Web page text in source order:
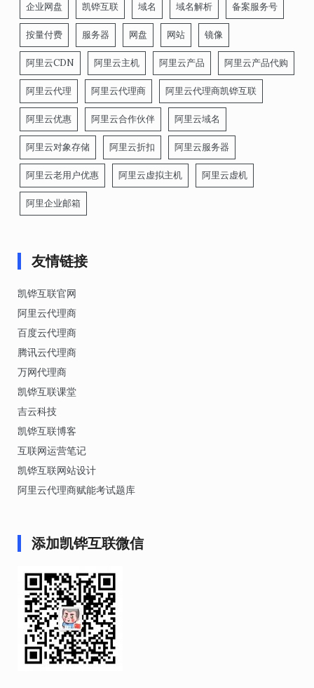
企业网盘 凯铧互联 域名 域名解析 备案服务号
按量付费 服务器 网盘 网站 镜像
阿里云CDN 阿里云主机 阿里云产品 阿里云产品代购
阿里云代理 阿里云代理商 阿里云代理商凯铧互联
阿里云优惠 阿里云合作伙伴 阿里云域名
阿里云对象存储 阿里云折扣 阿里云服务器
阿里云老用户优惠 阿里云虚拟主机 阿里云虚机
阿里企业邮箱
友情链接
凯铧互联官网
阿里云代理商
百度云代理商
腾讯云代理商
万网代理商
凯铧互联课堂
吉云科技
凯铧互联博客
互联网运营笔记
凯铧互联网站设计
阿里云代理商赋能考试题库
添加凯铧互联微信